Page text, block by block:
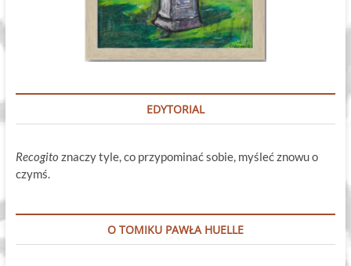
EDYTORIAL
Recogito znaczy tyle, co przypominać sobie, myśleć znowu o
czymś.
O TOMIKU PAWŁA HUELLE